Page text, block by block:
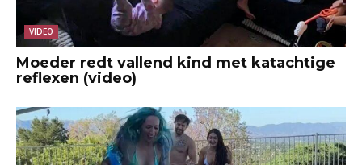
VIDEO
Moeder redt vallend kind met katachtige
reflexen (video)